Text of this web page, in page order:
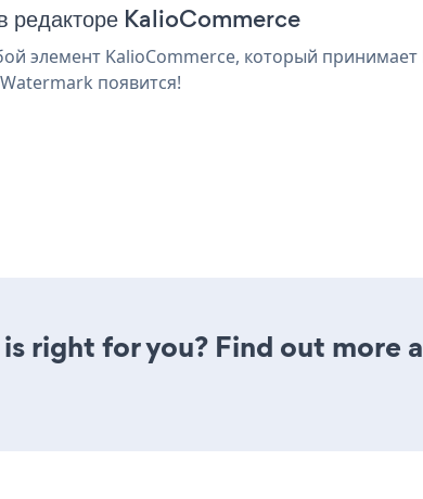
редакторе KalioCommerce
элемент KalioCommerce, который принимает
появится!
right for you? Find out more